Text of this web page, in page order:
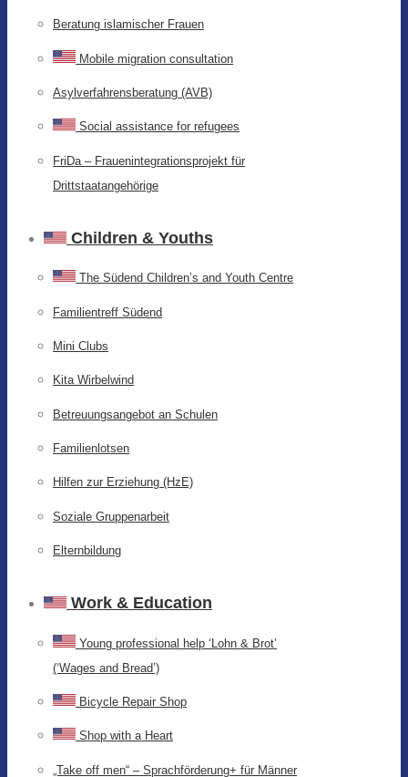
Beratung islamischer Frauen
Mobile migration consultation
Asylverfahrensberatung (AVB)
Social assistance for refugees
FriDa – Frauenintegrationsprojekt für
Drittstaatangehörige
Children & Youths
The Südend Children’s and Youth Centre
Familientreff Südend
Mini Clubs
Kita Wirbelwind
Betreuungsangebot an Schulen
Familienlotsen
Hilfen zur Erziehung (HzE)
Soziale Gruppenarbeit
Elternbildung
Work & Education
Young professional help ‘Lohn & Brot’
(‘Wages and Bread’)
Bicycle Repair Shop
Shop with a Heart
„Take off men“ – Sprachförderung+ für Männer